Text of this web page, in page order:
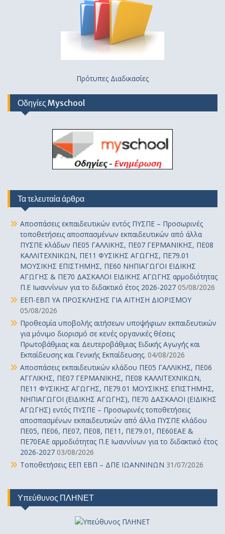
Πρότυπες Διαδικασίες
Οδηγίες Myschool
Τα τελευταία άρθρα
Αποσπάσεις εκπαιδευτικών εντός ΠΥΣΠΕ – Προσωρινές
τοποθετήσεις αποσπασμένων εκπαιδευτικών από άλλα
ΠΥΣΠΕ κλάδων ΠΕ05 ΓΑΛΛΙΚΗΣ, ΠΕ07 ΓΕΡΜΑΝΙΚΗΣ, ΠΕ08
ΚΑΛΛΙΤΕΧΝΙΚΩΝ, ΠΕ11 ΦΥΣΙΚΗΣ ΑΓΩΓΗΣ, ΠΕ79.01
ΜΟΥΣΙΚΗΣ ΕΠΙΣΤΗΜΗΣ, ΠΕ60 ΝΗΠΙΑΓΩΓΟΙ ΕΙΔΙΚΗΣ
ΑΓΩΓΗΣ & ΠΕ70 ΔΑΣΚΑΛΟΙ ΕΙΔΙΚΗΣ ΑΓΩΓΗΣ αρμοδιότητας
Π.Ε Ιωαννίνων για το διδακτικό έτος 2026-2027 05/08/2026
ΕΕΠ-ΕΒΠ ΥΑ ΠΡΟΣΚΛΗΣΗΣ ΓΙΑ ΑΙΤΗΣΗ ΔΙΟΡΙΣΜΟΥ
05/08/2026
Προθεσμία υποβολής αιτήσεων υποψήφιων εκπαιδευτικών
για μόνιμο διορισμό σε κενές οργανικές θέσεις
Πρωτοβάθμιας και Δευτεροβάθμιας Ειδικής Αγωγής και
Εκπαίδευσης και Γενικής Εκπαίδευσης. 04/08/2026
Αποσπάσεις εκπαιδευτικών κλάδου ΠΕ05 ΓΑΛΛΙΚΗΣ, ΠΕ06
ΑΓΓΛΙΚΗΣ, ΠΕ07 ΓΕΡΜΑΝΙΚΗΣ, ΠΕ08 ΚΑΛΛΙΤΕΧΝΙΚΩΝ,
ΠΕ11 ΦΥΣΙΚΗΣ ΑΓΩΓΗΣ, ΠΕ79.01 ΜΟΥΣΙΚΗΣ ΕΠΙΣΤΗΜΗΣ,
ΝΗΠΙΑΓΩΓΟΙ (ΕΙΔΙΚΗΣ ΑΓΩΓΗΣ), ΠΕ70 ΔΑΣΚΑΛΟΙ (ΕΙΔΙΚΗΣ
ΑΓΩΓΗΣ) εντός ΠΥΣΠΕ – Προσωρινές τοποθετήσεις
αποσπασμένων εκπαιδευτικών από άλλα ΠΥΣΠΕ κλάδου
ΠΕ05, ΠΕ06, ΠΕ07, ΠΕ08, ΠΕ11, ΠΕ79.01, ΠΕ60ΕΑΕ &
ΠΕ70ΕΑΕ αρμοδιότητας Π.Ε Ιωαννίνων για το διδακτικό έτος
2026-2027 03/08/2026
Τοποθετήσεις ΕΕΠ ΕΒΠ – ΔΠΕ ΙΩΑΝΝΙΝΩΝ 31/07/2026
Υπεύθυνος ΠΛΗΝΕΤ